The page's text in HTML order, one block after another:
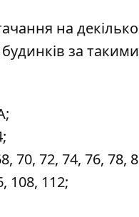
на
за
70, 72, 74, 76, 78,
108, 112;